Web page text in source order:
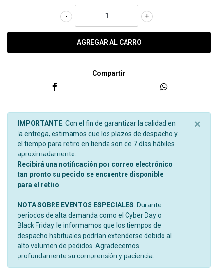
+
-
Compartir
IMPORTANTE: Con el fin de garantizar la calidad en
la entrega, estimamos que los plazos de despacho y
el tiempo para retiro en tienda son de 7 días hábiles
aproximadamente.
Recibirá una notificación por correo electrónico
tan pronto su pedido se encuentre disponible
para el retiro
NOTA SOBRE EVENTOS ESPECIALES: Durante
periodos de alta demanda como el Cyber Day o
Black Friday, le informamos que los tiempos de
despacho habituales podrían extenderse debido al
alto volumen de pedidos. Agradecemos
profundamente su comprensión y paciencia.
×